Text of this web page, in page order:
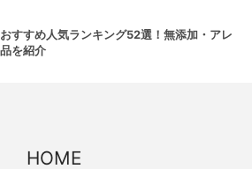
おすすめ人気ランキング52選！無添加・アレ
を紹介
HOME